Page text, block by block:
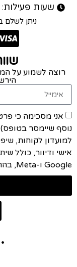
שעות פעילות: ימים
ניתן לשלם
רוצה לשמוע על
אני מסכימה כי
נוסף שיימסר
למועדון לקוחות,
אישי ודיוור, כולל
Google ו-Meta, בהתאם ל